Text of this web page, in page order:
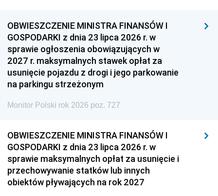
OBWIESZCZENIE MINISTRA FINANSÓW I
GOSPODARKI z dnia 23 lipca 2026 r. w
sprawie ogłoszenia obowiązujących w
2027 r. maksymalnych stawek opłat za
usunięcie pojazdu z drogi i jego parkowanie
na parkingu strzeżonym
Monitor Polski rok 2026 poz. 727
OBWIESZCZENIE MINISTRA FINANSÓW I
GOSPODARKI z dnia 23 lipca 2026 r. w
sprawie maksymalnych opłat za usunięcie i
przechowywanie statków lub innych
obiektów pływających na rok 2027